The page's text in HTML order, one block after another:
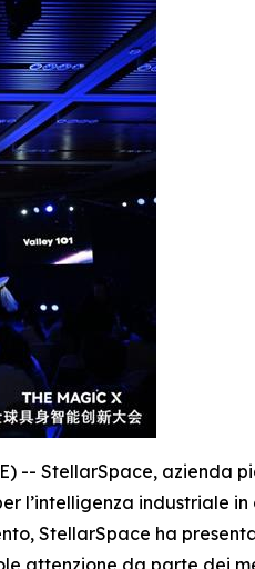
-- StellarSpace,
l’intelligenza industriale
StellarSpace ha
attenzione da parte dei